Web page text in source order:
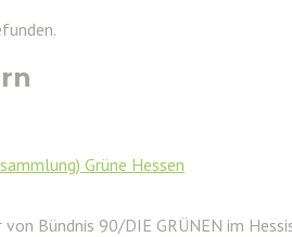
Grüne Hessen
Bündnis 90/DIE GRÜNEN im